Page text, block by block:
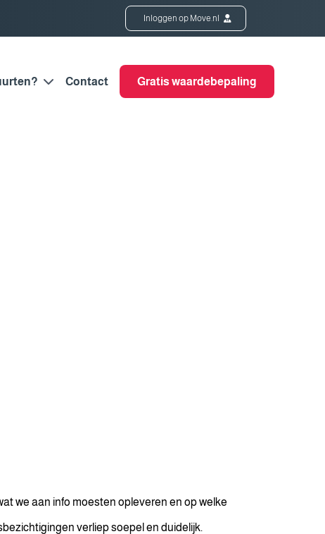
Inloggen op Move.nl
Contact Gratis waardebepaling
we aan info moesten opleveren en op welke
verliep soepel en duidelijk.